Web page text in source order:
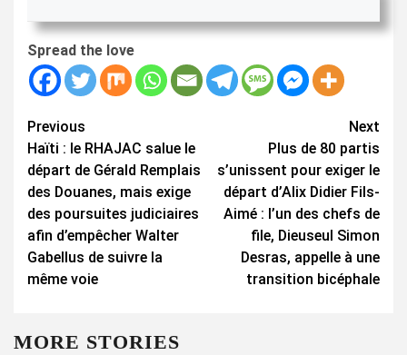
Spread the love
Continue
Reading
Previous
Haïti : le RHAJAC salue le
départ de Gérald Remplais
des Douanes, mais exige
des poursuites judiciaires
afin d’empêcher Walter
Gabellus de suivre la
même voie
Next
Plus de 80 partis
s’unissent pour exiger le
départ d’Alix Didier Fils-
Aimé : l’un des chefs de
file, Dieuseul Simon
Desras, appelle à une
transition bicéphale
MORE STORIES